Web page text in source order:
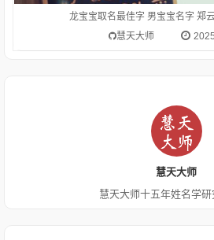
龙宝宝取名最佳字 男宝宝名字 郑
慧天大师
慧天大师
慧天大师十五年姓名学研